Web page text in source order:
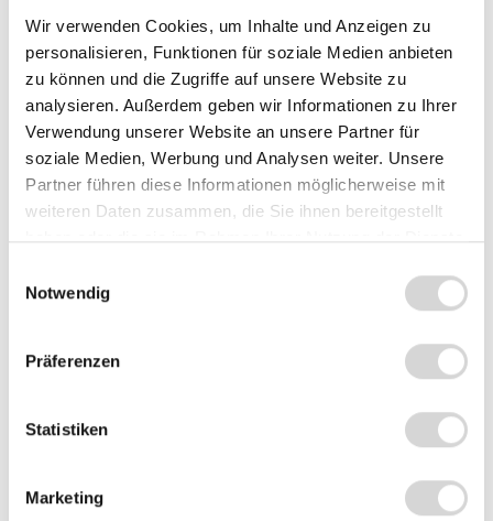
Wir verwenden Cookies, um Inhalte und Anzeigen zu
personalisieren, Funktionen für soziale Medien anbieten
zu können und die Zugriffe auf unsere Website zu
analysieren. Außerdem geben wir Informationen zu Ihrer
Verwendung unserer Website an unsere Partner für
soziale Medien, Werbung und Analysen weiter. Unsere
Partner führen diese Informationen möglicherweise mit
weiteren Daten zusammen, die Sie ihnen bereitgestellt
haben oder die sie im Rahmen Ihrer Nutzung der Dienste
Notwendig
Präferenzen
Statistiken
Marketing
203 dpi
300 dpi
Summe:338,95 €*
In den Warenkorb
Beschreibung
kompakter Etikettendrucker, der speziell für den
Thermodirektdruck entwicke…